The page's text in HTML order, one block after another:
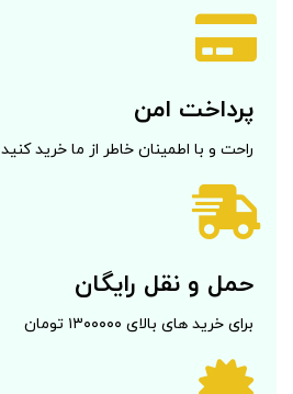
پرداخت امن
راحت و با اطمینان خاطر از ما خرید کنید
حمل و نقل رایگان
برای خرید های بالای ۱۳۰۰۰۰۰ تومان